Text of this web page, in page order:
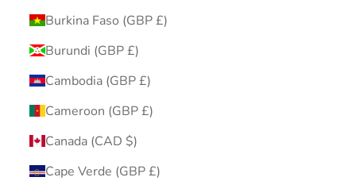
Burkina Faso (GBP £)
Burundi (GBP £)
Cambodia (GBP £)
Cameroon (GBP £)
Canada (CAD $)
Cape Verde (GBP £)